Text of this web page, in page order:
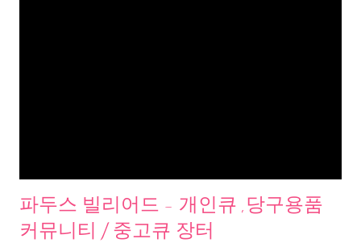
파두스 빌리어드 - 개인큐 ,당구용품
커뮤니티 / 중고큐 장터